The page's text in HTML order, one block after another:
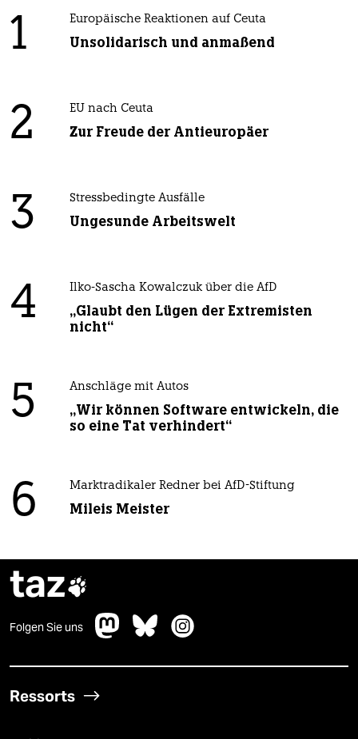
1 Europäische Reaktionen auf Ceuta
Unsolidarisch und anmaßend
2 EU nach Ceuta
Zur Freude der Antieuropäer
3 Stressbedingte Ausfälle
Ungesunde Arbeitswelt
4 Ilko-Sascha Kowalczuk über die AfD
„Glaubt den Lügen der Extremisten
nicht“
5 Anschläge mit Autos
„Wir können Software entwickeln, die
so eine Tat verhindert“
6 Marktradikaler Redner bei AfD-Stiftung
Mileis Meister
taz
Folgen Sie uns
Ressorts